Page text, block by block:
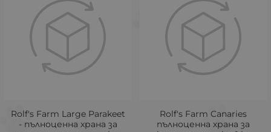
Rolf's Farm Large Parakeet
- пълноценна храна за
Rolf's Farm Canaries
пълноценна храна за